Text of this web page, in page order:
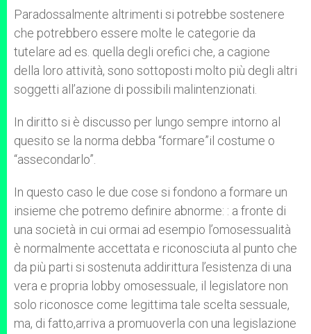
Paradossalmente altrimenti si potrebbe sostenere
che potrebbero essere molte le categorie da
tutelare ad es. quella degli orefici che, a cagione
della loro attività, sono sottoposti molto più degli altri
soggetti all’azione di possibili malintenzionati.
In diritto si è discusso per lungo sempre intorno al
quesito se la norma debba “formare”il costume o
“assecondarlo”.
In questo caso le due cose si fondono a formare un
insieme che potremo definire abnorme: : a fronte di
una società in cui ormai ad esempio l’omosessualità
è normalmente accettata e riconosciuta al punto che
da più parti si sostenuta addirittura l’esistenza di una
vera e propria lobby omosessuale, il legislatore non
solo riconosce come legittima tale scelta sessuale,
ma, di fatto,arriva a promuoverla con una legislazione